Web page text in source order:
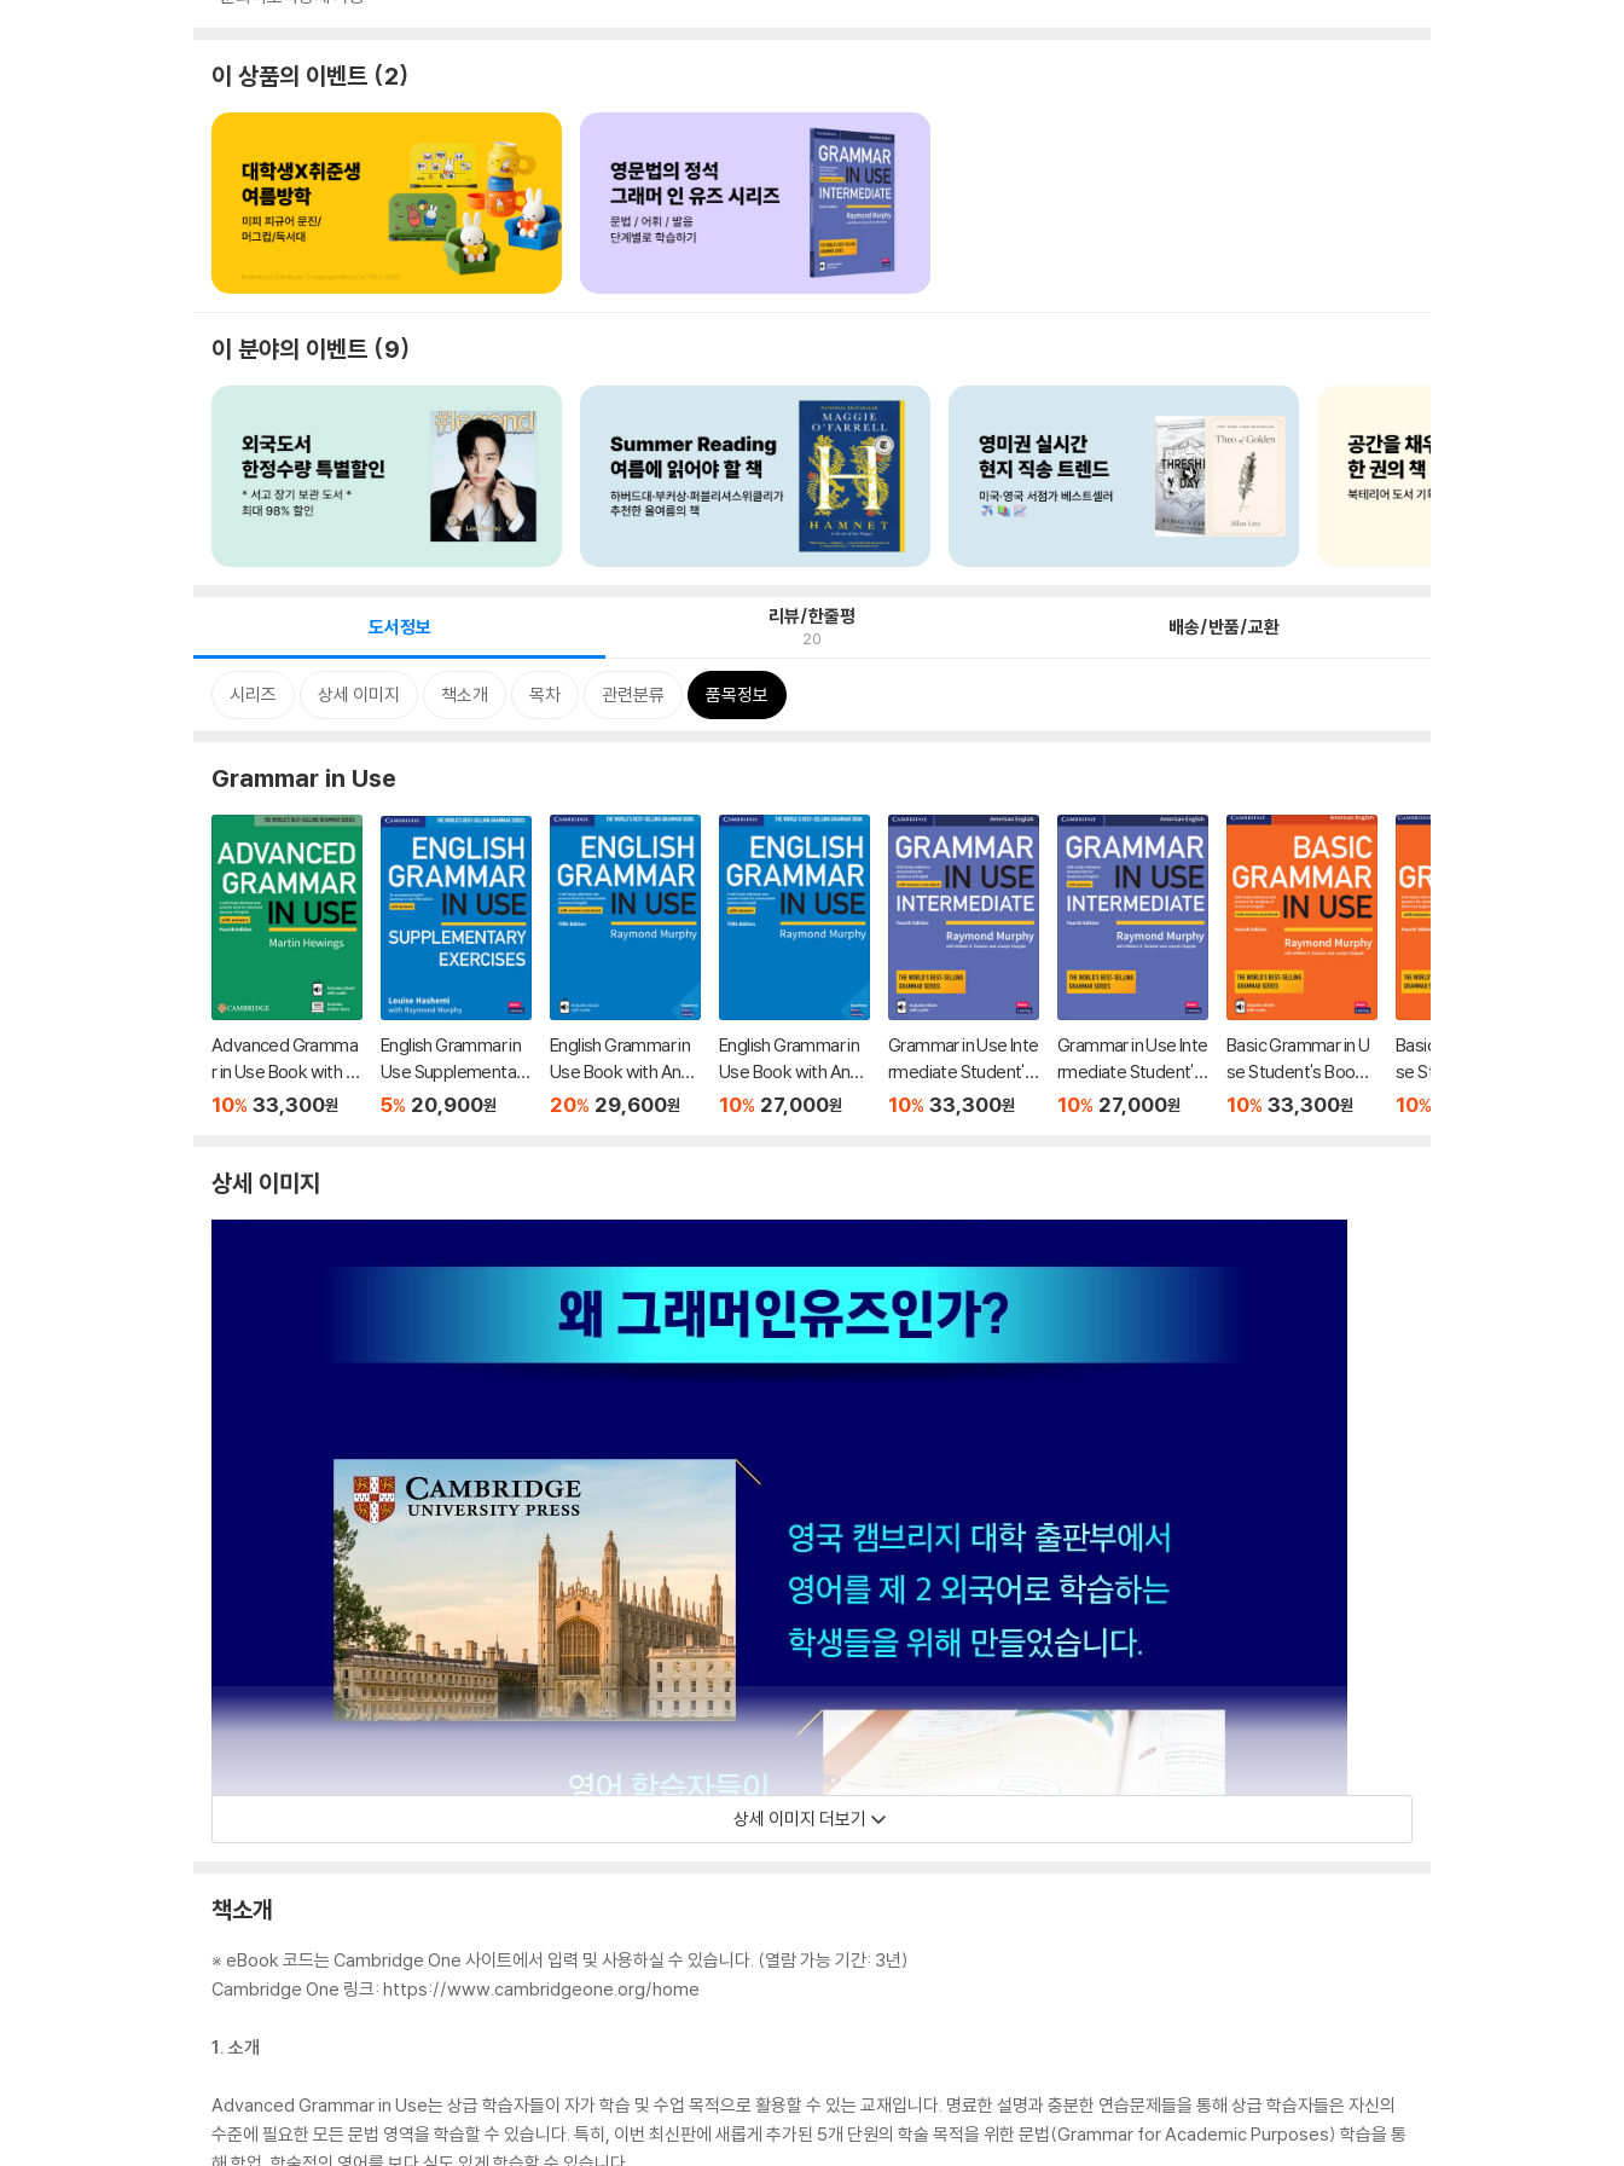
이 상품의 이벤트 2
이 분야의 이벤트 9
도서정보 리뷰/한줄평
20 배송/반품/교환
시리즈 상세 이미지 책소개 목차 관련분류 품목정보
Grammar in Use
Advanced Gramma
r in Use Book with A
nswers and eBook
10% 33,300원
English Grammar in
Use Supplementary
Exercises Book with
5% 20,900원
English Grammar in
Use Book with Ans
wers and Interactiv
20% 29,600원
English Grammar in
Use Book with Ans
wers
10% 27,000원
Grammar in Use Inte
rmediate Student's
Book with Answers
10% 33,300원
Grammar in Use Inte
rmediate Student's
Book with Answers
10% 27,000원
Basic Grammar in U
se Student's Book
with Answers and In
10% 33,300원
Basic Grammar in U
se Student's Book
with Answers
10%
상세 이미지
상세 이미지 더보기
책소개
※ eBook 코드는 Cambridge One 사이트에서 입력 및 사용하실 수 있습니다. (열람 가능 기간: 3년)
Cambridge One 링크: https://www.cambridgeone.org/home
1. 소개
Advanced Grammar in Use는 상급 학습자들이 자가 학습 및 수업 목적으로 활용할 수 있는 교재입니다. 명료한 설명과 충분한 연습문제들을 통해 상급 학습자들은 자신의
수준에 필요한 모든 문법 영역을 학습할 수 있습니다. 특히, 이번 최신판에 새롭게 추가된 5개 단원의 학술 목적을 위한 문법(Grammar for Academic Purposes) 학습을 통